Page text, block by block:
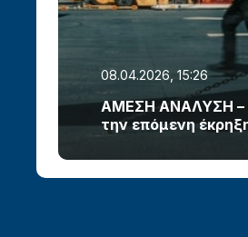
08.04.2026, 15:26
ΑΜΕΣΗ ΑΝΑΛΥΣΗ –
την επόμενη